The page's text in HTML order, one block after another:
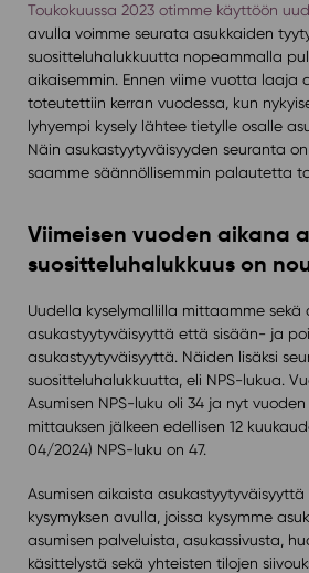
Toukokuussa 2023 otimme käyttöön
avulla voimme seurata asukkaiden
suositteluhalukkuutta nopeammalla
aikaisemmin. Ennen viime vuotta laaja
toteutettiin kerran vuodessa, kun
lyhyempi kysely lähtee tietylle osalle
Näin asukastyytyväisyyden seuranta
saamme säännöllisemmin palautetta
Viimeisen vuoden aikana
suositteluhalukkuus on
Uudella kyselymallilla mittaamme sekä
asukastyytyväisyyttä että sisään- ja
asukastyytyväisyyttä. Näiden lisäksi
suositteluhalukkuutta, eli NPS-lukua.
Asumisen NPS-luku oli 34 ja nyt
mittauksen jälkeen edellisen 12
04/2024) NPS-luku on 47.
Asumisen aikaista
kysymyksen avulla, joissa kysymme
asumisen palveluista, asukassivusta,
käsittelystä sekä yhteisten tilojen